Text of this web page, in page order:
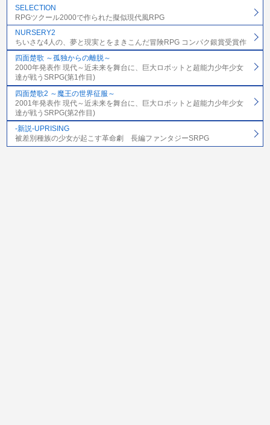
SELECTION
RPGツクール2000で作られた擬似現代風RPG
NURSERY2
ちいさな4人の、夢と現実とをまきこんだ冒険RPG コンパク銀賞受賞作
四面楚歌 ～孤独からの離脱～
2000年発表作 現代～近未来を舞台に、巨大ロボットと超能力少年少女
達が戦うSRPG(第1作目)
四面楚歌2 ～魔王の世界征服～
2001年発表作 現代～近未来を舞台に、巨大ロボットと超能力少年少女
達が戦うSRPG(第2作目)
-新説-UPRISING
被差別種族の少女が起こす革命劇 長編ファンタジーSRPG